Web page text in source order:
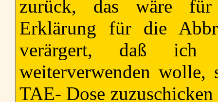
zurück, das wäre für
Erklärung für die
verärgert, daß ich
weiterverwenden wolle,
TAE- Dose